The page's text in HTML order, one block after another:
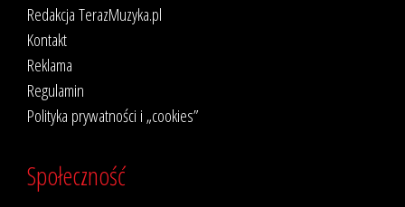
Redakcja TerazMuzyka.pl
Kontakt
Reklama
Regulamin
Polityka prywatności i „cookies”
Społeczność